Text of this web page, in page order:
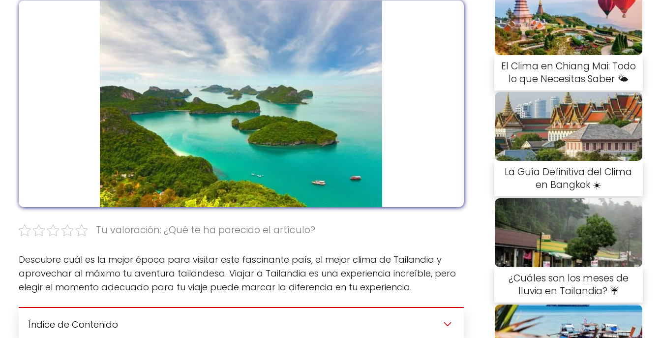
Tu valoración: ¿Qué te ha parecido el artículo?
Descubre cuál es la mejor época para visitar este fascinante país, el mejor clima de Tailandia y
aprovechar al máximo tu aventura tailandesa. Viajar a Tailandia es una experiencia increíble, pero
elegir el momento adecuado para tu viaje puede marcar la diferencia en tu experiencia.
Índice de Contenido
El Clima en Chiang Mai: Todo
lo que Necesitas Saber 🌤️
La Guía Definitiva del Clima
en Bangkok ☀️
¿Cuáles son los meses de
lluvia en Tailandia? ☔️